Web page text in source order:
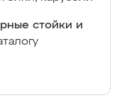
стойки и